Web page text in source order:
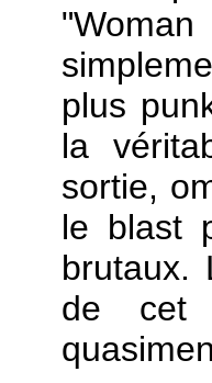
plus
la
sortie,
le blast
brutaux.
de cet